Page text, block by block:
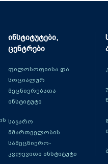
ინსტიტუტები,
ცენტრები
ფილოსოფიისა და
სოციალურ
მეცნიერებათა
ინსტიტუტი
საჯარო
მმართველობის
სამეცნიერო-
კვლევითი ინსტიტუტი